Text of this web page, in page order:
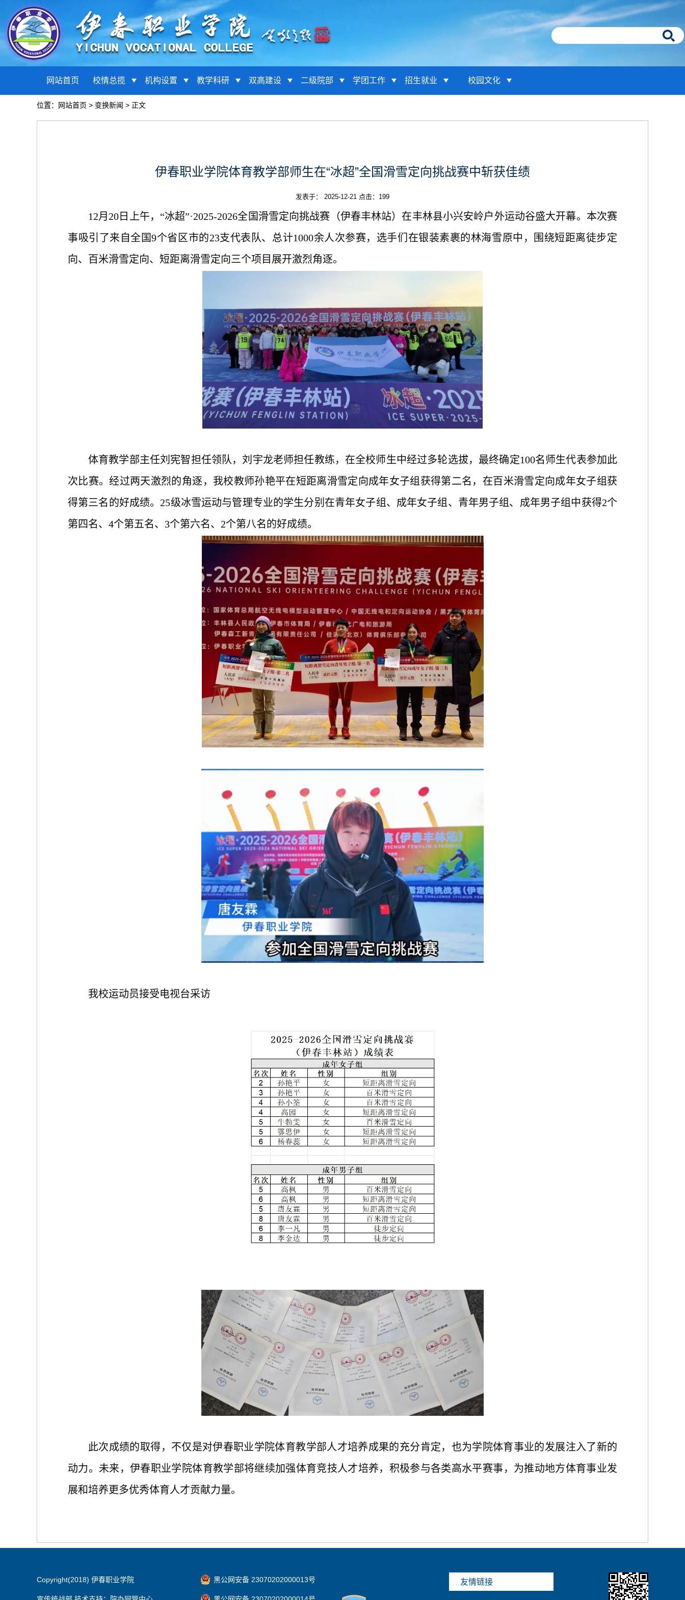
网站首页 校情总揽 机构设置 教学科研 双高建设 二级院部 学团工作 招生就业 校园文化
位置： 网站首页 > 变换新闻 > 正文
伊春职业学院体育教学部师生在“冰超”全国滑雪定向挑战赛中斩获佳绩
发表于： 2025-12-21 点击： 199
12月20日上午，“冰超”·2025-2026全国滑雪定向挑战赛（伊春丰林站）在丰林县小兴安岭户外运动谷盛大开幕。本次赛
事吸引了来自全国9个省区市的23支代表队、总计1000余人次参赛，选手们在银装素裹的林海雪原中，围绕短距离徒步定
向、百米滑雪定向、短距离滑雪定向三个项目展开激烈角逐。
体育教学部主任刘宪智担任领队，刘宇龙老师担任教练，在全校师生中经过多轮选拔，最终确定100名师生代表参加此
次比赛。经过两天激烈的角逐，我校教师孙艳平在短距离滑雪定向成年女子组获得第二名，在百米滑雪定向成年女子组获
得第三名的好成绩。25级冰雪运动与管理专业的学生分别在青年女子组、成年女子组、青年男子组、成年男子组中获得2个
第四名、4个第五名、3个第六名、2个第八名的好成绩。
我校运动员接受电视台采访
此次成绩的取得，不仅是对伊春职业学院体育教学部人才培养成果的充分肯定，也为学院体育事业的发展注入了新的
动力。未来，伊春职业学院体育教学部将继续加强体育竞技人才培养，积极参与各类高水平赛事，为推动地方体育事业发
展和培养更多优秀体育人才贡献力量。
Copyright(2018) 伊春职业学院 黑公网安备 23070202000013号 友情链接